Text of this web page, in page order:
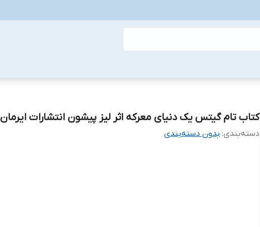
کتاب تام گیتس یک دنیای معرکه اثر لیز پیشون انتشارات ایرمان
دسته‌بندی: بدون دسته‌بندی